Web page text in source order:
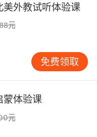
美外教试听体验课
元
免费领取
蒙体验课
元